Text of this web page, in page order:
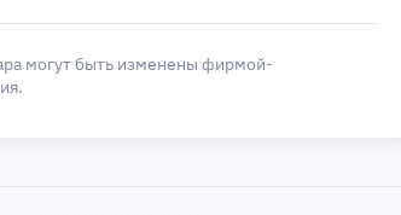
могут быть изменены фирмой-